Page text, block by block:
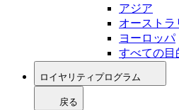
アジア
オーストラ
ヨーロッパ
すべての目
ロイヤリティプログラム
戻る